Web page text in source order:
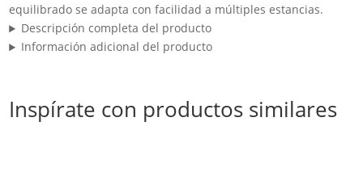
equilibrado se adapta con facilidad a múltiples estancias.
Descripción completa del producto
Información adicional del producto
Inspírate con productos similares